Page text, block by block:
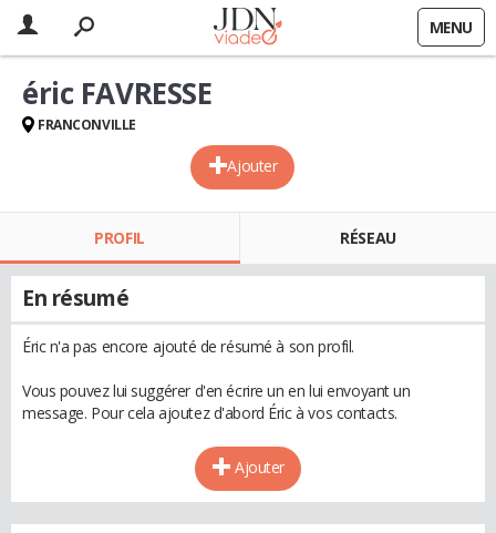
MENU
Ajouter
éric FAVRESSE
FRANCONVILLE
PROFIL RÉSEAU
En résumé
Éric n'a pas encore ajouté de résumé à son profil.
Vous pouvez lui suggérer d'en écrire un en lui envoyant un
message. Pour cela ajoutez d'abord Éric à vos contacts.
Ajouter